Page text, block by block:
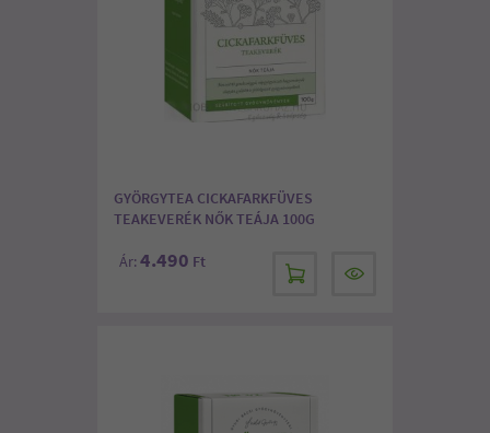
GYÖRGYTEA CICKAFARKFÜVES
TEAKEVERÉK NŐK TEÁJA 100G
Ár: 4.490 Ft